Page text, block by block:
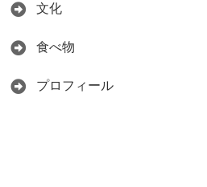
文化
食べ物
プロフィール